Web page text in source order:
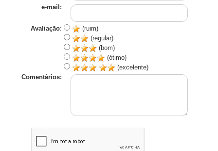
e-mail:
Avaliação:
(ruim)
(regular)
(bom)
(ótimo)
(excelente)
Comentários: